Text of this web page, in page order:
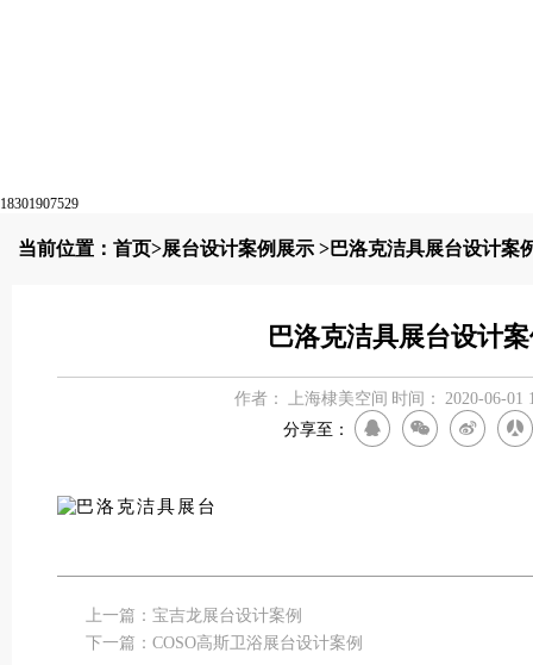
18301907529
当前位置： 首页>展台设计案例展示>巴洛克洁具展台设计案
巴洛克洁具展台设计
作者： 上海棣美空间 时间：
2020-06-01
分享至：
上一篇：宝吉龙展台设计案例
下一篇：COSO高斯卫浴展台设计案例